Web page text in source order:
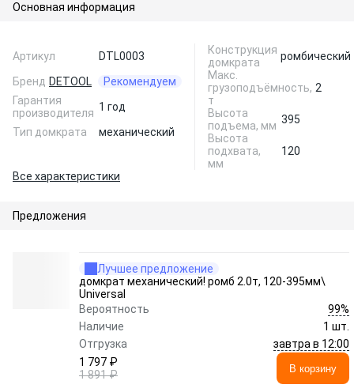
Основная информация
Артикул
DTL0003
Бренд DETOOL
Рекомендуем
Гарантия
производителя 1 год
Тип домкрата
механический
Конструкция
домкрата
ромбический
Макс.
грузоподъёмность,
т
2
Высота
подъема, мм 395
Высота
подхвата,
мм
120
Все характеристики
Предложения
Лучшее предложение
домкрат механический! ромб 2.0т, 120-395мм\
Universal
Вероятность
99%
Наличие
1 шт.
Отгрузка
завтра в 12:00
1 797 ₽
1 891 ₽
В корзину